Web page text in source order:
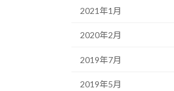
2021年1月
2020年2月
2019年7月
2019年5月